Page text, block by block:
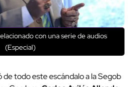
con una serie de audios
(Especial)
todo este escándalo a la Segob